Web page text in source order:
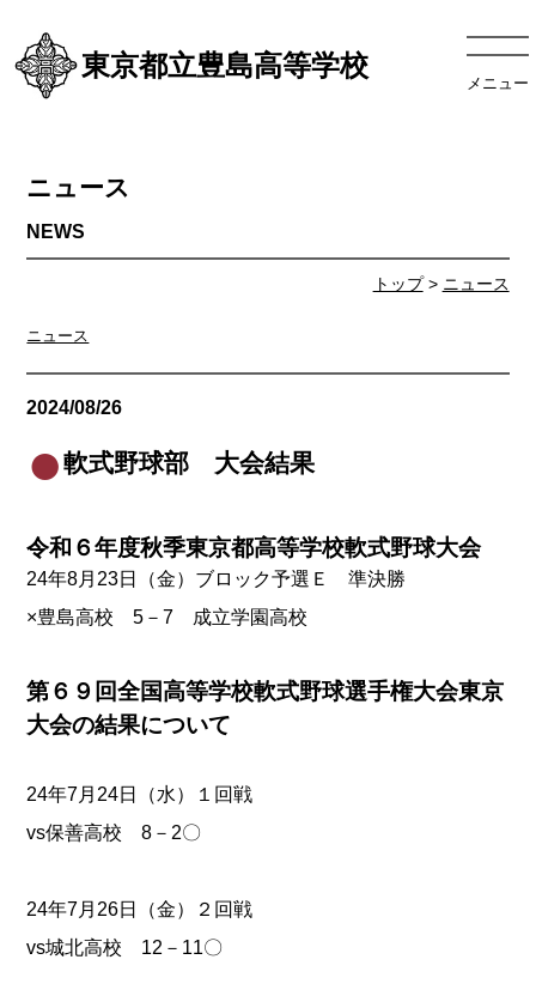
東京都立豊島高等学校
メニュー
トップ> ニュース
ニュース
ニュース
2024/08/26
軟式野球部 大会結果
令和６年度秋季東京都高等学校軟式野球大会
24年8月23日（金）ブロック予選Ｅ 準決勝
×豊島高校 5－7 成立学園高校
第６９回全国高等学校軟式野球選手権大会東京
大会の結果について
24年7月24日（水）１回戦
vs保善高校 8－2〇
24年7月26日（金）２回戦
vs城北高校 12－11〇